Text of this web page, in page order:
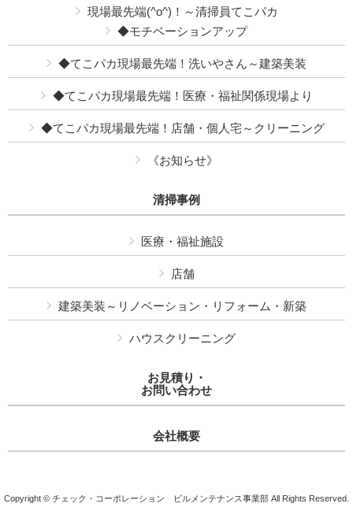
現場最先端(^o^)！～清掃員てこパカ
◆モチベーションアップ
◆てこパカ現場最先端！洗いやさん～建築美装
◆てこパカ現場最先端！医療・福祉関係現場より
◆てこパカ現場最先端！店舗・個人宅～クリーニング
《お知らせ》
清掃事例
医療・福祉施設
店舗
建築美装～リノベーション・リフォーム・新築
ハウスクリーニング
お見積り・
お問い合わせ
会社概要
Copyright © チェック・コーポレーション ビルメンテナンス事業部 All Rights Reserved.